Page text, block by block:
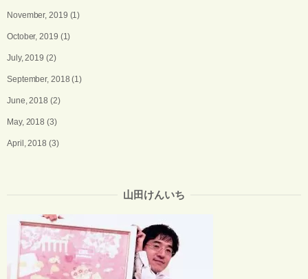
November, 2019 (1)
October, 2019 (1)
July, 2019 (2)
September, 2018 (1)
June, 2018 (2)
May, 2018 (3)
April, 2018 (3)
山田けんいち